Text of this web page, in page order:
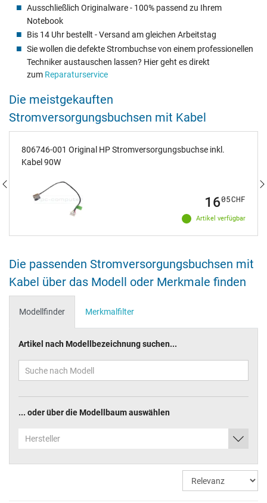
Ausschließlich Originalware - 100% passend zu Ihrem
Notebook
Bis 14 Uhr bestellt - Versand am gleichen Arbeitstag
Sie wollen die defekte Strombuchse von einem professionellen
Techniker austauschen lassen? Hier geht es direkt
zum Reparaturservice
Die meistgekauften
Stromversorgungsbuchsen mit Kabel
806746-001 Original HP Stromversorgungsbuchse inkl.
Kabel 90W
Artikel verfügbar
1605CHF
Die passenden Stromversorgungsbuchsen mit
Kabel über das Modell oder Merkmale finden
Modellfinder Merkmalfilter
Artikel nach Modellbezeichnung suchen...
... oder über die Modellbaum auswählen
Hersteller